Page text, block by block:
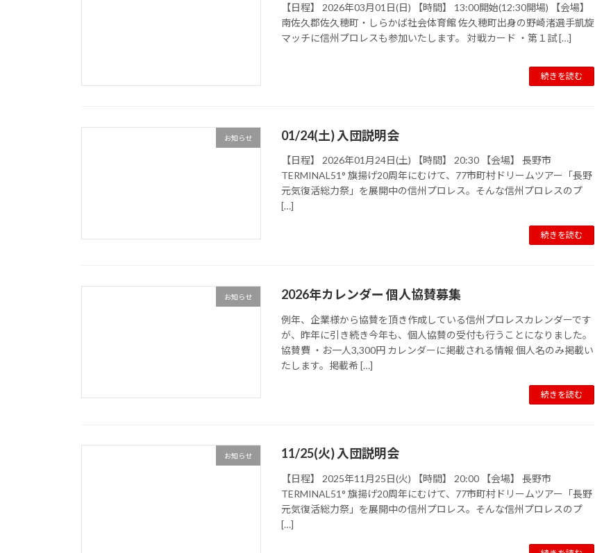
【日程】 2026年03月01日(日) 【時間】 13:00開始(12:30開場) 【会場】
南佐久郡佐久穂町・しらかば社会体育館 佐久穂町出身の野崎渚選手凱旋
マッチに信州プロレスも参加いたします。 対戦カード ・第１試 […]
続きを読む
お知らせ 01/24(土) 入団説明会
【日程】 2026年01月24日(土) 【時間】 20:30 【会場】 長野市
TERMINAL51° 旗揚げ20周年にむけて、77市町村ドリームツアー「長野
元気復活総力祭」を展開中の信州プロレス。そんな信州プロレスのプ
[…]
続きを読む
お知らせ 2026年カレンダー 個人協賛募集
例年、企業様から協賛を頂き作成している信州プロレスカレンダーです
が、昨年に引き続き今年も、個人協賛の受付も行うことになりました。
協賛費 ・お一人3,300円 カレンダーに掲載される情報 個人名のみ掲載い
たします。掲載希 […]
続きを読む
お知らせ 11/25(火) 入団説明会
【日程】 2025年11月25日(火) 【時間】 20:00 【会場】 長野市
TERMINAL51° 旗揚げ20周年にむけて、77市町村ドリームツアー「長野
元気復活総力祭」を展開中の信州プロレス。そんな信州プロレスのプ
[…]